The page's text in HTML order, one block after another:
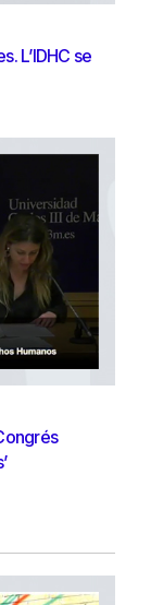
L’IDHC se